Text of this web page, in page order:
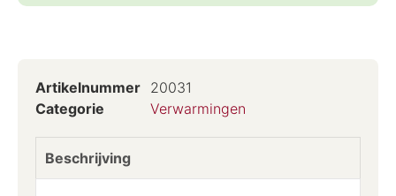
Artikelnummer 20031
Categorie
Verwarmingen
Beschrijving